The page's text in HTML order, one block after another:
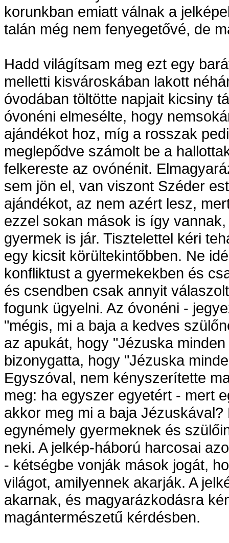
korunkban emiatt válnak a
talán még nem fenyegetővé, de
Hadd világítsam meg ezt egy
melletti kisvároskában lakott
óvodában töltötte napjait kicsiny
óvonéni elmesélte, hogy
ajándékot hoz, míg a rosszak
meglepődve számolt be a
felkereste az ovónénit.
sem jön el, van viszont Széder
ajándékot, az nem azért lesz,
ezzel sokan mások is így
gyermek is jár. Tisztelettel kéri
egy kicsit körültekintőbben. Ne
konfliktust a gyermekekben és
és csendben csak annyit
fogunk ügyelni. Az óvonéni -
"mégis, mi a baja a kedves
az apukát, hogy "Jézuska
bizonygatta, hogy "Jézuska
Egyszóval, nem kényszerítette
meg: ha egyszer egyetért - mert
akkor meg mi a baja
egynémely gyermeknek és
neki. A jelkép-háború harcosai
- kétségbe vonják mások jogát,
világot, amilyennek akarják. A
akarnak, és magyarázkodásra
magántermészetű kérdésben.